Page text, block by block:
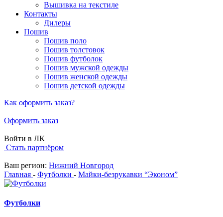
Вышивка на текстиле
Контакты
Дилеры
Пошив
Пошив поло
Пошив толстовок
Пошив футболок
Пошив мужской одежды
Пошив женской одежды
Пошив детской одежды
Как оформить заказ?
Оформить заказ
Войти в ЛК
Стать партнёром
Ваш регион: Нижний Новгород
Главная - Футболки - Майки-безрукавки “Эконом”
Футболки